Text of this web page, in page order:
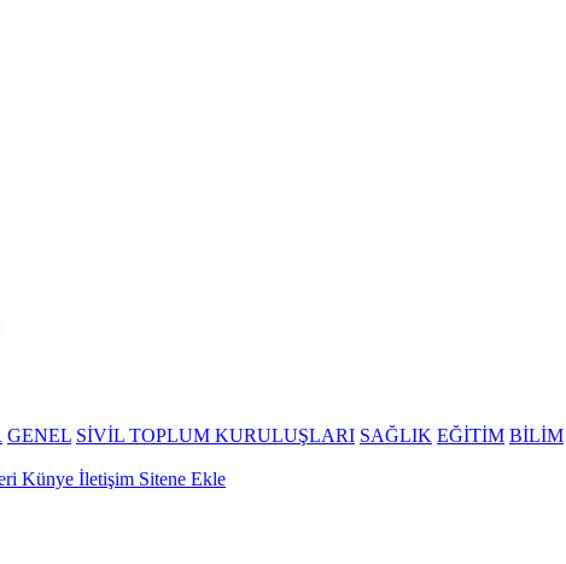
GENEL SİVİL TOPLUM KURULUŞLARI SAĞLIK EĞİTİM BİLİM
Künye İletişim Sitene Ekle